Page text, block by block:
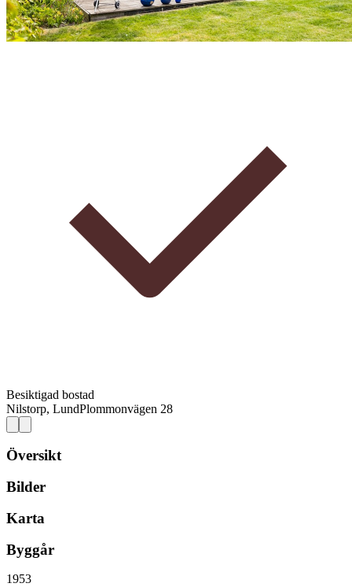
Besiktigad bostad
Nilstorp, LundPlommonvägen 28
Översikt
Bilder
Karta
Byggår
1953